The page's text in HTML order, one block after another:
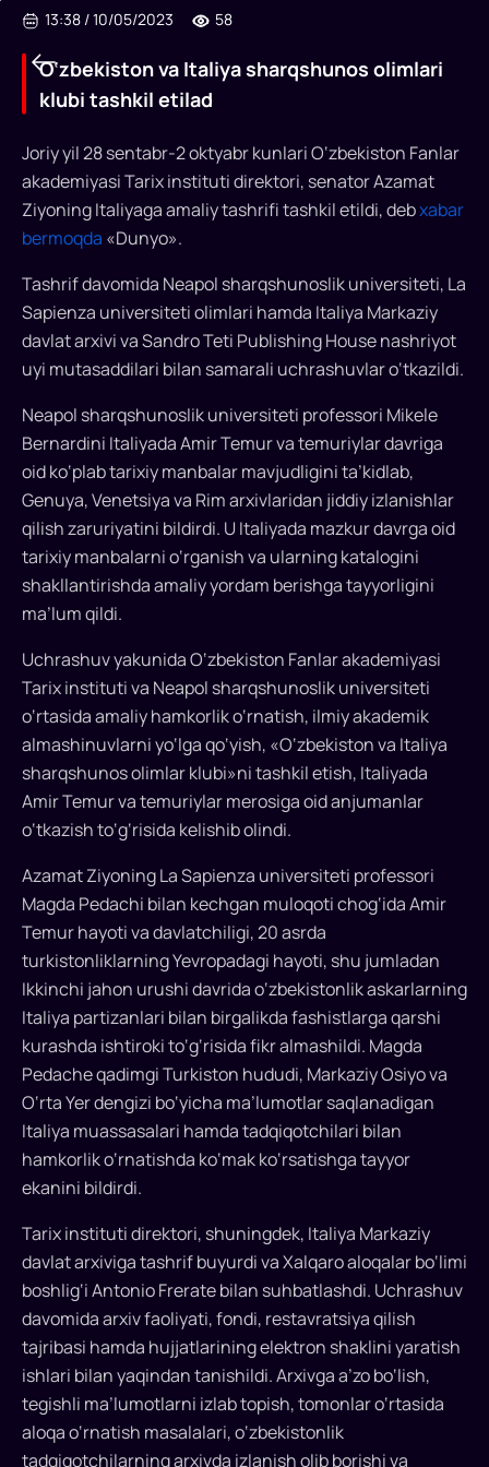
O‘zbekiston
va
Italiya
sharqshunos
olimlari
klubi
tashkil
etilad
Italiyada
Amir
Temur
temuriylar
merosiga
oid
anjumanlar
o‘tkazish
to‘g‘risida
kelishib
olindi...
13:38 /10/05/2023 58
O‘zbekiston va Italiya sharqshunos olimlari
klubi tashkil etilad
Joriy yil 28 sentabr-2 oktyabr kunlari O‘zbekiston Fanlar
akademiyasi Tarix instituti direktori, senator Azamat
Ziyoning Italiyaga amaliy tashrifi tashkil etildi, debxabar
bermoqda «Dunyo».
Tashrif davomida Neapol sharqshunoslik universiteti, La
Sapienza universiteti olimlari hamda Italiya Markaziy
davlat arxivi va Sandro Teti Publishing House nashriyot
uyi mutasaddilari bilan samarali uchrashuvlar o‘tkazildi.
Neapol sharqshunoslik universiteti professori Mikele
Bernardini Italiyada Amir Temur va temuriylar davriga
oid ko‘plab tarixiy manbalar mavjudligini ta’kidlab,
Genuya, Venetsiya va Rim arxivlaridan jiddiy izlanishlar
qilish zaruriyatini bildirdi. U Italiyada mazkur davrga oid
tarixiy manbalarni o‘rganish va ularning katalogini
shakllantirishda amaliy yordam berishga tayyorligini
ma’lum qildi.
Uchrashuv yakunida O‘zbekiston Fanlar akademiyasi
Tarix instituti va Neapol sharqshunoslik universiteti
o‘rtasida amaliy hamkorlik o‘rnatish, ilmiy akademik
almashinuvlarni yo‘lga qo‘yish, «O‘zbekiston va Italiya
sharqshunos olimlar klubi»ni tashkil etish, Italiyada
Amir Temur va temuriylar merosiga oid anjumanlar
o‘tkazish to‘g‘risida kelishib olindi.
Azamat Ziyoning La Sapienza universiteti professori
Magda Pedachi bilan kechgan muloqoti chog‘ida Amir
Temur hayoti va davlatchiligi, 20 asrda
turkistonliklarning Yevropadagi hayoti, shu jumladan
Ikkinchi jahon urushi davrida o‘zbekistonlik askarlarning
Italiya partizanlari bilan birgalikda fashistlarga qarshi
kurashda ishtiroki to‘g‘risida fikr almashildi. Magda
Pedache qadimgi Turkiston hududi, Markaziy Osiyo va
O‘rta Yer dengizi bo‘yicha ma’lumotlar saqlanadigan
Italiya muassasalari hamda tadqiqotchilari bilan
hamkorlik o‘rnatishda ko‘mak ko‘rsatishga tayyor
ekanini bildirdi.
Tarix instituti direktori, shuningdek, Italiya Markaziy
davlat arxiviga tashrif buyurdi va Xalqaro aloqalar bo‘limi
boshlig‘i Antonio Frerate bilan suhbatlashdi. Uchrashuv
davomida arxiv faoliyati, fondi, restavratsiya qilish
tajribasi hamda hujjatlarining elektron shaklini yaratish
ishlari bilan yaqindan tanishildi. Arxivga a’zo bo‘lish,
tegishli ma’lumotlarni izlab topish, tomonlar o‘rtasida
aloqa o‘rnatish masalalari, o‘zbekistonlik
tadqiqotchilarning arxivda izlanish olib borishi va